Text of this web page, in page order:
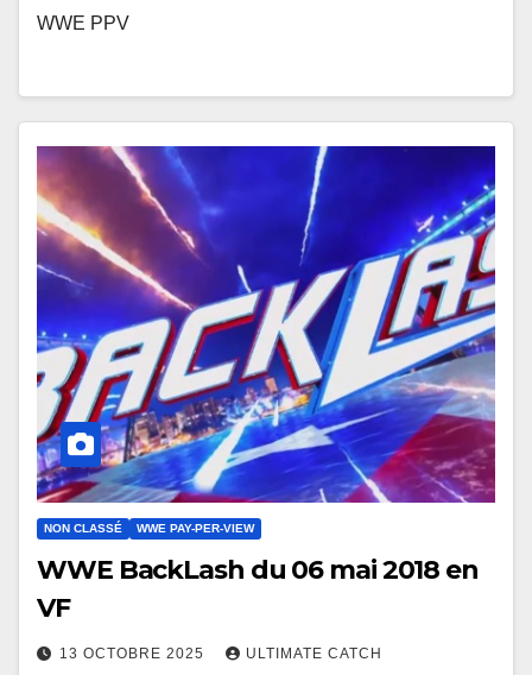
WWE PPV
NON CLASSÉ WWE PAY-PER-VIEW
WWE BackLash du 06 mai 2018 en
VF
13 OCTOBRE 2025 ULTIMATE CATCH